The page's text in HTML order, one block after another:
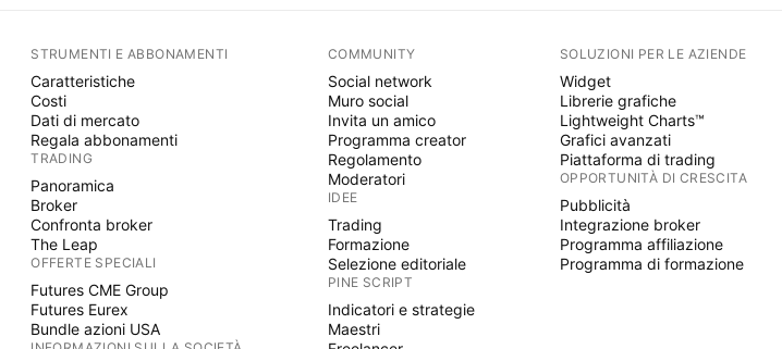
STRUMENTI E ABBONAMENTI
Caratteristiche
Costi
Dati di mercato
Regala abbonamenti
TRADING
Panoramica
Broker
Confronta broker
The Leap
OFFERTE SPECIALI
Futures CME Group
Futures Eurex
Bundle azioni USA
COMMUNITY
Social network
Muro social
Invita un amico
Programma creator
Regolamento
Moderatori
IDEE
Trading
Formazione
Selezione editoriale
PINE SCRIPT
Indicatori e strategie
Maestri
SOLUZIONI PER LE AZIENDE
Widget
Librerie grafiche
Lightweight Charts™
Grafici avanzati
Piattaforma di trading
OPPORTUNITÀ DI CRESCITA
Pubblicità
Integrazione broker
Programma affiliazione
Programma di formazione